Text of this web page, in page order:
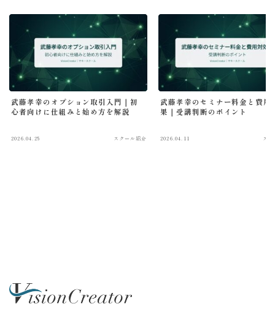
武藤孝幸のオプション取引入門｜初
心者向けに仕組みと始め方を解説
2026.04.25 スクール紹介
武藤孝幸のセミナー料金と費用
果｜受講判断のポイント
2026.04.11 ス